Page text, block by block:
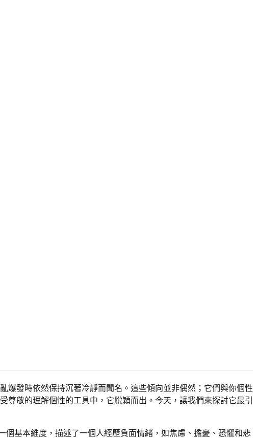
爆發時依然保持沉著冷靜而聞名。這些傾向並非偶然；它們與你個性
敬的理解個性的工具中，它脫穎而出。今天，讓我們來探討它最引
個基本維度，描述了一個人經歷負面情緒，如焦慮、擔憂、恐懼和悲